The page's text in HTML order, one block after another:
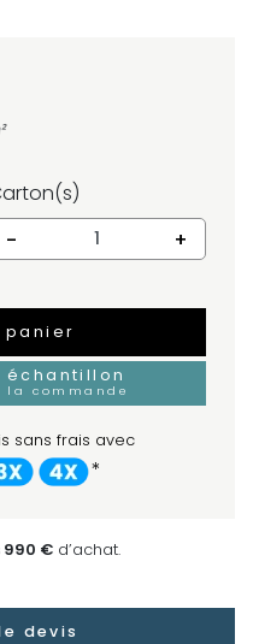
-
+
panier
échantillon
la commande
sans frais avec
*
990 € d’achat.
devis